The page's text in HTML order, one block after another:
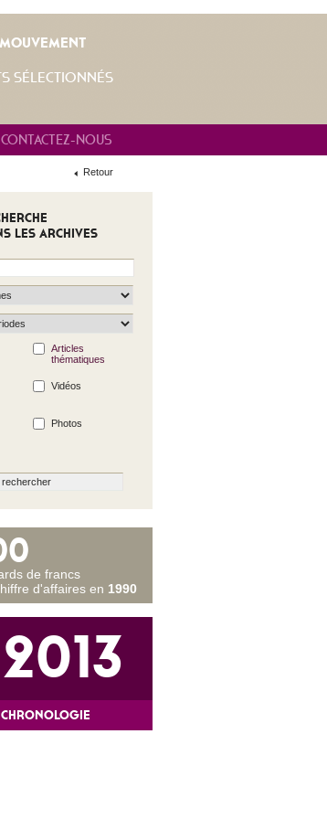
SÉLECTIONNÉS
CONTACTEZ-NOUS
Retour
LES ARCHIVES
Articles
thématiques
Vidéos
Photos
de francs
d'affaires en 1990
2013